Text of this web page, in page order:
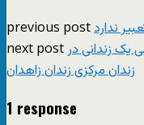
previous post
next post زندانی در
زندان مرکزی زندان زاهدان
1 response